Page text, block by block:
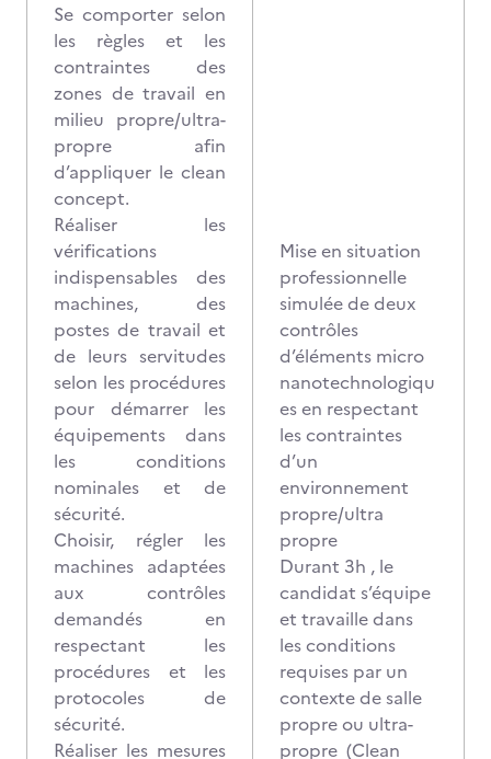
Se comporter selon
les règles et les
contraintes des
zones de travail en
milieu propre/ultra-
propre afin
d’appliquer le clean
concept.
Réaliser les
vérifications
indispensables des
machines, des
postes de travail et
de leurs servitudes
selon les procédures
pour démarrer les
équipements dans
les conditions
nominales et de
sécurité.
Choisir, régler les
machines adaptées
aux contrôles
demandés en
respectant les
procédures et les
protocoles de
sécurité.
Réaliser les mesures
Mise en situation
professionnelle
simulée de deux
contrôles
d’éléments micro
nanotechnologiqu
es en respectant
les contraintes
d’un
environnement
propre/ultra
propre
Durant 3h , le
candidat s’équipe
et travaille dans
les conditions
requises par un
contexte de salle
propre ou ultra-
propre (Clean